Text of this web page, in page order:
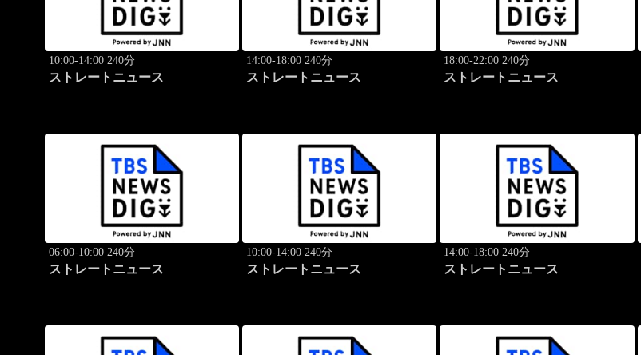
10:00-14:00 240分
ストレートニュース
14:00-18:00 240分
ストレートニュース
18:00-22:00 240分
ストレートニュース
06:00-10:00 240分
ストレートニュース
10:00-14:00 240分
ストレートニュース
14:00-18:00 240分
ストレートニュース